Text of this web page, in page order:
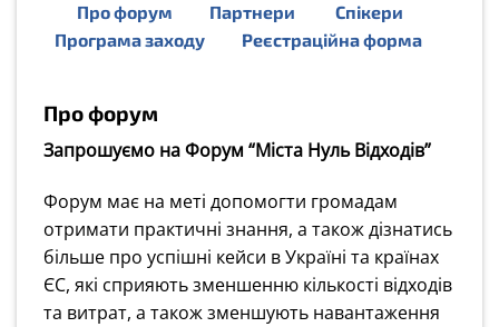
Про форум Партнери
Спікери
Програма заходу
Реєстраційна форма
Про форум
Запрошуємо на Форум “Міста Нуль Відходів”
Форум має на меті допомогти громадам
отримати практичні знання, а також дізнатись
більше про успішні кейси в Україні та країнах
ЄС, які сприяють зменшенню кількості відходів
та витрат, а також зменшують навантаження